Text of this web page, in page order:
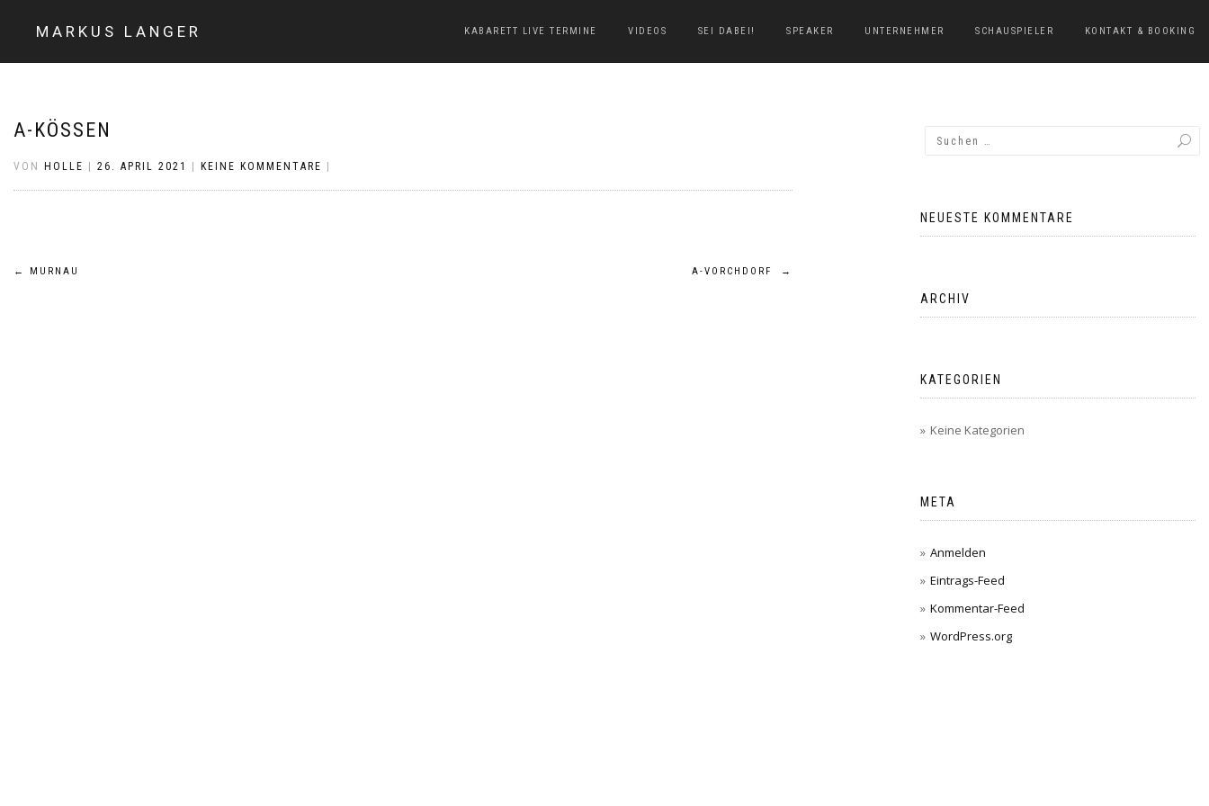
MARKUS LANGER KABARETT LIVE TERMINE VIDEOS SEI DABEI! SPEAKER UNTERNEHMER SCHAUSPIELER KONTAKT & BOOKING
A-KÖSSEN
VON HOLLE 26. APRIL 2021 KEINE KOMMENTARE
Beitragsnavigation
← MURNAU A-VORCHDORF →
NEUESTE KOMMENTARE
ARCHIV
KATEGORIEN
Keine Kategorien
META
Anmelden
Eintrags-Feed
Kommentar-Feed
WordPress.org